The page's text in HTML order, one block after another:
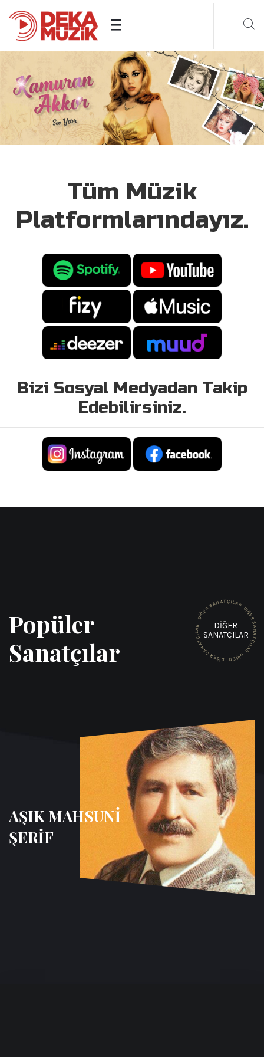
Tüm Müzik
Platformlarındayız.
Bizi Sosyal Medyadan Takip
Edebilirsiniz.
Popüler
Sanatçılar
DIĞER
SANATÇILAR
D
I
Ğ
E
R
S
A
N
A
T
Ç
I
L
A
R
DI
ĞERSAN AT ÇILAR
D
I
Ğ
E
R
S
A
N
A
T
Ç
I
L
A
R
D
I
Ğ
E
R
AŞIK MAHSUNİ
ŞERİF